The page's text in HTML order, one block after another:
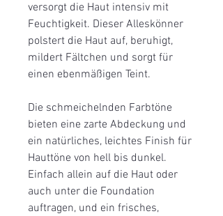
versorgt die Haut intensiv mit
Feuchtigkeit. Dieser Alleskönner
polstert die Haut auf, beruhigt,
mildert Fältchen und sorgt für
einen ebenmäßigen Teint.
Die schmeichelnden Farbtöne
bieten eine zarte Abdeckung und
ein natürliches, leichtes Finish für
Hauttöne von hell bis dunkel.
Einfach allein auf die Haut oder
auch unter die Foundation
auftragen, und ein frisches,